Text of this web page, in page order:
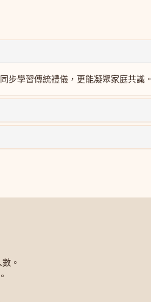
步學習傳統禮儀，更能凝聚家庭共識。
。